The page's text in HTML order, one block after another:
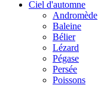
Ciel d'automne
Andromède
Baleine
Bélier
Lézard
Pégase
Persée
Poissons